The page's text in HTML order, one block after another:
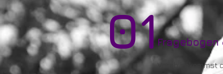
Vorab bekommst
01